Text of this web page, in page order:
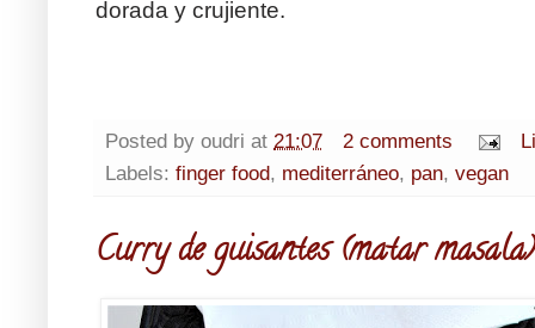
dorada y crujiente.
Posted by oudri at 21:07 2 comments
Labels: finger food, mediterráneo, pan, vegan
Curry de guisantes (matar masala)